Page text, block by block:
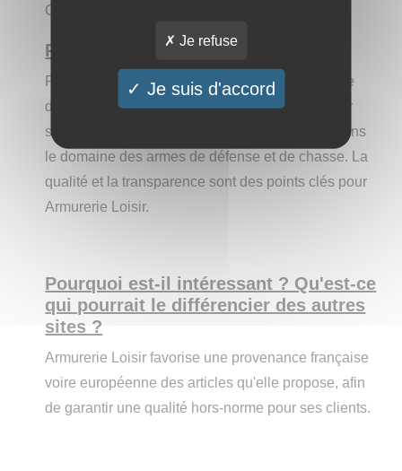
Chargée de référencement et communication
Présentez le site aux internautes :
Fondée en 2012, le site Armurerie Loisir propose
des équipements nécessaires à la pratique du tir
sportif et de loisir. Il est également spécialiste dans
le domaine des armes de défense et de chasse. La
qualité et la transparence sont des points clés pour
Armurerie Loisir.
Pourquoi est-il intéressant ? Qu'est-ce
qui pourrait le différencier des autres
sites ?
Armurerie Loisir favorise une provenance française
voire européenne des articles qu'elle propose, afin
de garantir une qualité hors-norme pour ses clients.
Je refuse
Je suis d'accord